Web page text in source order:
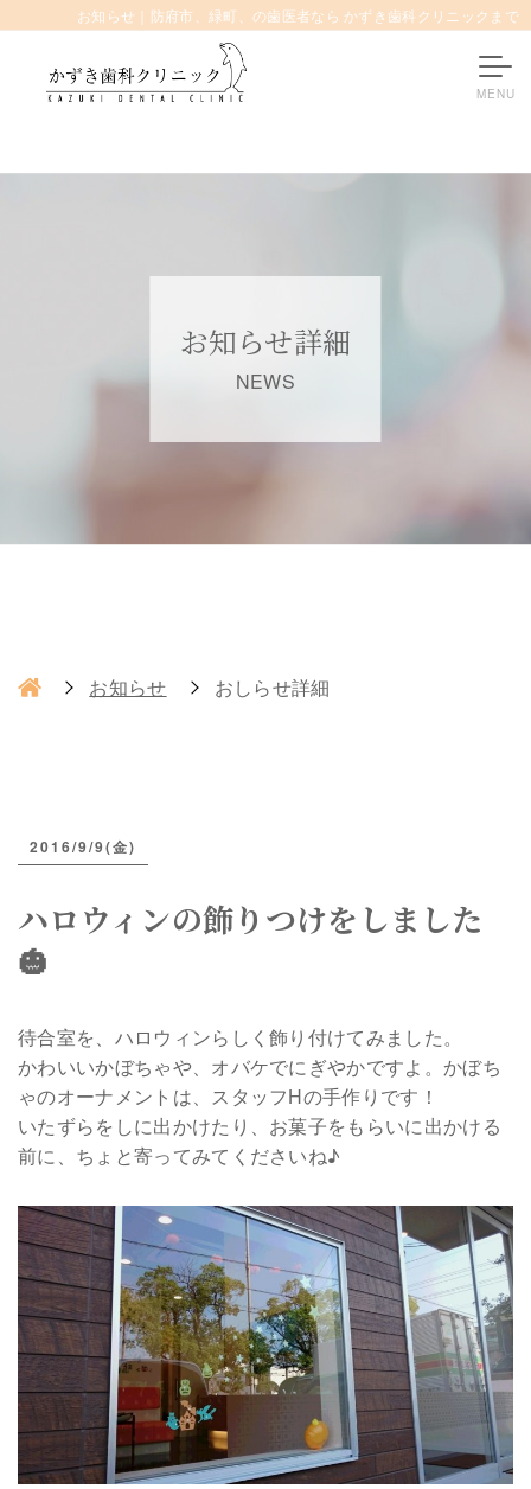
お知らせ｜防府市、緑町、の歯医者なら かずき歯科クリニックまで
お知らせ詳細
NEWS
お知らせ おしらせ詳細
2016/9/9(金)
ハロウィンの飾りつけをしました
🎃
待合室を、ハロウィンらしく飾り付けてみました。
かわいいかぼちゃや、オバケでにぎやかですよ。かぼち
ゃのオーナメントは、スタッフHの手作りです！
いたずらをしに出かけたり、お菓子をもらいに出かける
前に、ちょと寄ってみてくださいね♪